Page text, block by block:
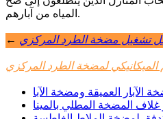
المياه من آبارهم.
← تشغيل مضخة الطرد المركزي
الميكانيكي لمضخة الطرد المركزي
غلاف المضخة المطلي بالمينا